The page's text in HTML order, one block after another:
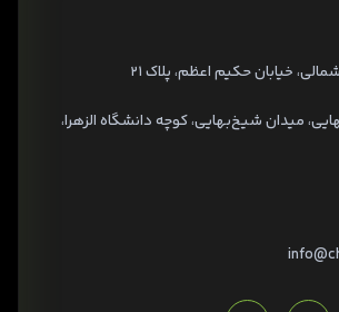
خیابان حکیم اعظم، پلاک ۲۱
میدان شیخ‌بهایی، کوچه دانشگاه الزهرا،